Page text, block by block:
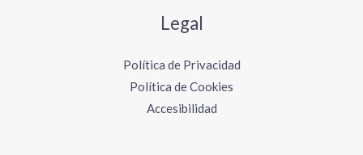
Legal
Política de Privacidad
Política de Cookies
Accesibilidad